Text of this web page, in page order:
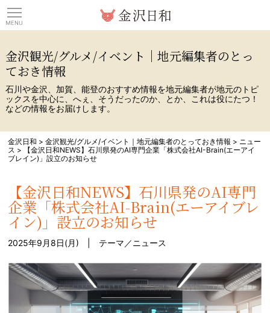
金沢観光/グルメ/イベント｜地元編集者のとっ
ておき情報
石川や金沢、加賀、能登のおすすめ情報を地元編集者が地元のトピ
ックスを中心に、へぇ、そうだったのか、とか、これは役にたつ！
などの情報をお届けします。
金沢日和 >金沢観光/グルメ/イベント｜地元編集者のとっておき情報 > ニュー
ス >
【金沢日和NEWS】石川県発のAI専門企業「株式会社AI-Brain(エーアイ
ブレイン)」設立のお知らせ
【金沢日和NEWS】石川県発のAI専門
企業「株式会社AI-Brain(エーアイブレ
イン)」設立のお知らせ
2025年9月8日(月) | テーマ／ニュース